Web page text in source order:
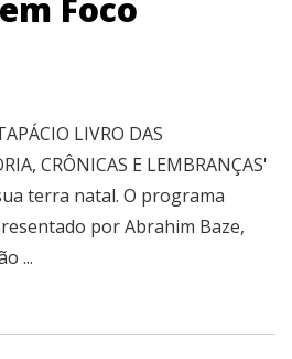
LIVRO DAS
CRÔNICAS E LEMBRANÇAS'
terra natal. O programa
por Abrahim Baze,
...